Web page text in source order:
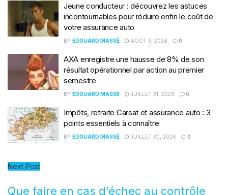
Jeune conducteur : découvrez les astuces
incontournables pour réduire enfin le coût de
votre assurance auto
BY ÉDOUARD MASSÉ AOÛT 3, 2026 0
AXA enregistre une hausse de 8% de son
résultat opérationnel par action au premier
semestre
BY ÉDOUARD MASSÉ JUILLET 31, 2026 0
Impôts, retraite Carsat et assurance auto : 3
points essentiels à connaître
BY ÉDOUARD MASSÉ JUILLET 30, 2026 0
Next Post
Que faire en cas d’échec au contrôle